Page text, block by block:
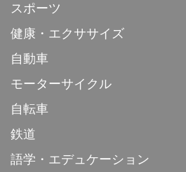
スポーツ
健康・エクササイズ
自動車
モーターサイクル
自転車
鉄道
語学・エデュケーション